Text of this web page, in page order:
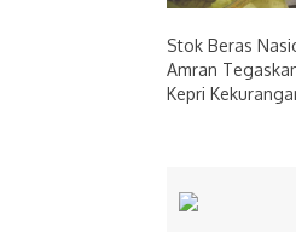
Stok Beras
Amran
Kepri